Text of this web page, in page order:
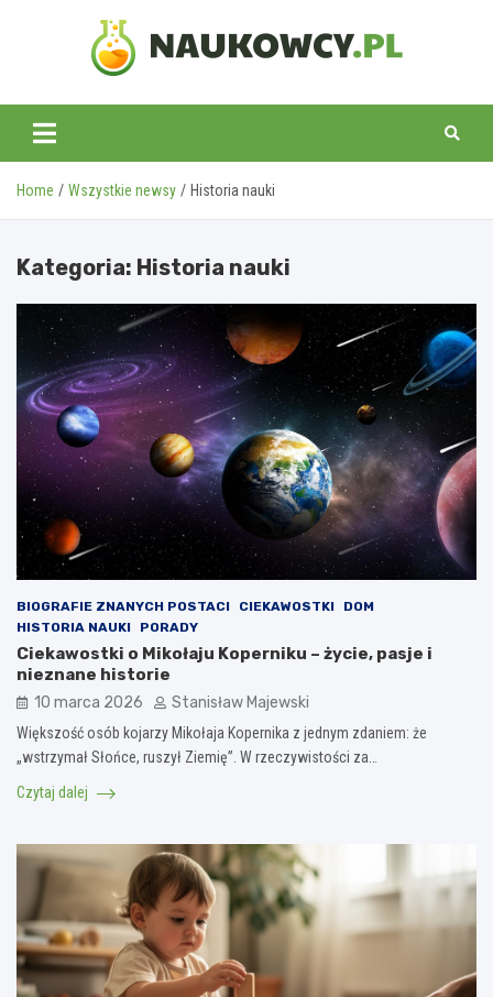
naukowcy.pl
Home Wszystkie newsy Historia nauki
Kategoria: Historia nauki
BIOGRAFIE ZNANYCH POSTACI CIEKAWOSTKI
DOM
HISTORIA NAUKI
PORADY
Ciekawostki o Mikołaju Koperniku – życie, pasje i
nieznane historie
10 marca 2026 Stanisław Majewski
Większość osób kojarzy Mikołaja Kopernika z jednym zdaniem: że
„wstrzymał Słońce, ruszył Ziemię”. W rzeczywistości za…
Czytaj dalej